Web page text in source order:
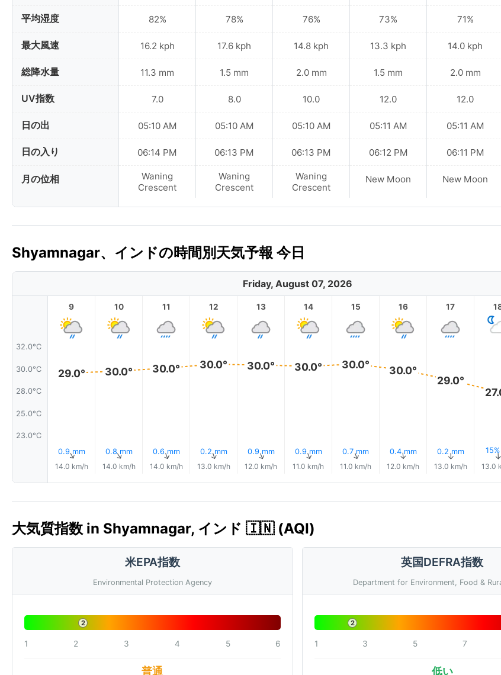
平均湿度
最大風速
総降水量
UV指数
日の出
日の入り
月の位相
82%
16.2 kph
11.3 mm
7.0
05:10 AM
06:14 PM
Waning
Crescent
78%
17.6 kph
1.5 mm
8.0
05:10 AM
06:13 PM
Waning
Crescent
76%
14.8 kph
2.0 mm
10.0
05:10 AM
06:13 PM
Waning
Crescent
73%
13.3 kph
1.5 mm
12.0
05:11 AM
06:12 PM
New Moon
71%
14.0 kph
2.0 mm
12.0
05:11 AM
06:11 PM
New Moon
Shyamnagar、インドの時間別天気予報 今日
Friday, August 07, 2026
32.0°C
30.0°C
28.0°C
25.0°C
23.0°C
9
29.0°
0.9 mm
↑
14.0 km/h
10
30.0°
0.8 mm
↑
14.0 km/h
11
30.0°
0.6 mm
↑
14.0 km/h
12
30.0°
0.2 mm
↑
13.0 km/h
13
30.0°
0.9 mm
↑
12.0 km/h
14
30.0°
0.9 mm
↑
11.0 km/h
15
30.0°
0.7 mm
↑
11.0 km/h
16
30.0°
0.4 mm
↑
12.0 km/h
17
29.0°
0.2 mm
↑
13.0 km/h
↑
13.0
大気質指数 in Shyamnagar, インド 🇮🇳 (AQI)
米EPA指数
Environmental Protection Agency
2
1 2 3 4 5 6
普通
英国DEFRA指数
Department for Environment, Food &
2
1 3 5 7
低い